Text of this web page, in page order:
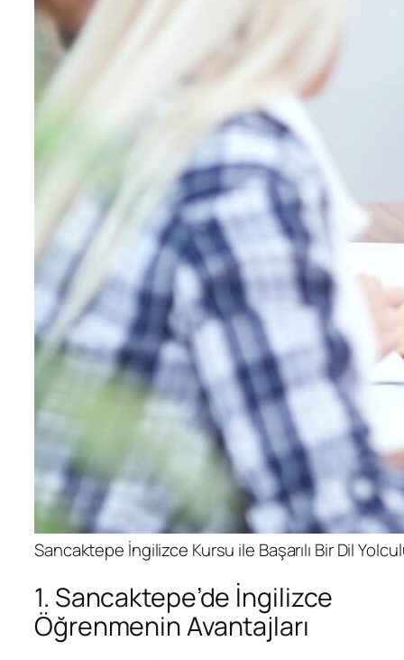
Sancaktepe İngilizce Kursu ile Başarılı Bir Dil
1. Sancaktepe’de İngilizce
Öğrenmenin Avantajları